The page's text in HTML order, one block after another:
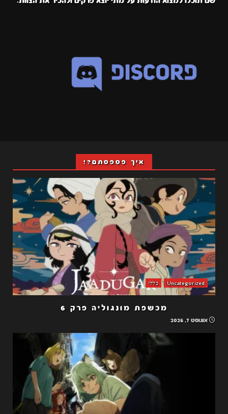
איך פספסתם?!
Uncategorized כללי
מכשפת מונגוליה פרק 6
אוגוסט 7, 2026